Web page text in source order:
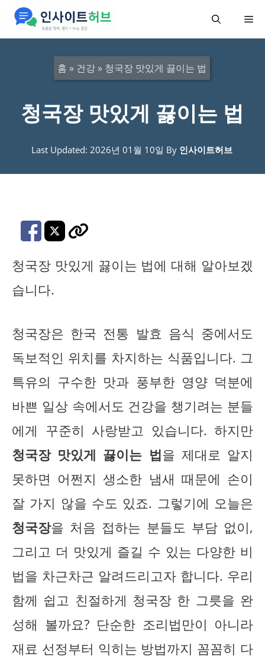
메
홈 » 건강 » 청국장 맛있게 끓이는 법
청국장 맛있게 끓이는 법
Last Updated: 2026년 01월 10일 By 인사이트허브
청국장 맛있게 끓이는 법에 대해 알아보겠
습니다.
청국장은 한국 전통 발효 음식 중에서도
독보적인 위치를 차지하는 식품입니다. 그
특유의 구수한 맛과 풍부한 영양 덕분에
바쁜 일상 속에서도 건강을 챙기려는 분들
에게 꾸준히 사랑받고 있습니다. 하지만
청국장 맛있게 끓이는 법을 제대로 알지
못하면 어쩐지 생소한 냄새 때문에 손이
잘 가지 않을 수도 있죠. 그렇기에 오늘은
청국장을 처음 접하는 분들도 부담 없이,
그리고 더 맛있게 즐길 수 있는 다양한 비
법을 차근차근 알려드리고자 합니다. 우리
함께 쉽고 친절하게 청국장 한 그릇을 완
성해 볼까요? 단순한 조리법만이 아니라
재료 선정부터 익히는 방법까지 꼼꼼히 다